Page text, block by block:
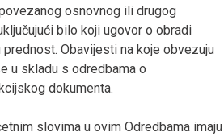
osnovnog ili drugog
bilo koji ugovor o obradi
prednost. Obavijesti na koje obvezuju
u skladu s odredbama o
dokumenta.
slovima u ovim Odredbama imaju